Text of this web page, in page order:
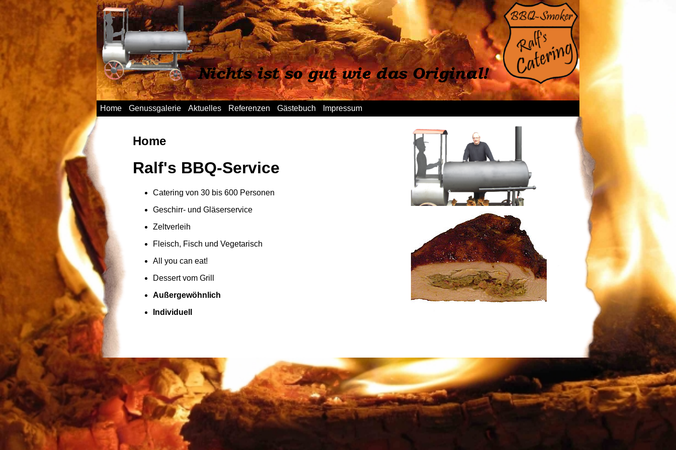
Home Genussgalerie Aktuelles Referenzen Gästebuch Impressum
Home
Ralf's BBQ-Service
Catering von 30 bis 600 Personen
Geschirr- und Gläserservice
Zeltverleih
Fleisch, Fisch und Vegetarisch
All you can eat!
Dessert vom Grill
Außergewöhnlich
Individuell